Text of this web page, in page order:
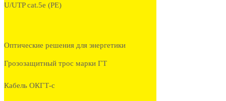
U/UTP cat.5e (PE)
Оптические решения для энергетики
Грозозащитный трос марки ГТ
Кабель ОКГТ-с